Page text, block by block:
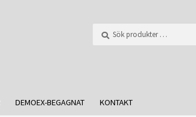
DEMOEX-BEGAGNAT KONTAKT